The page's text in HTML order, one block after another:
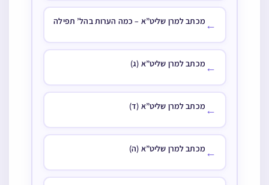
← מכתב למרן שליט”א – כמה הערות בהל’ תפילה
← מכתב למרן שליט”א (ג)
← מכתב למרן שליט”א (ד)
← מכתב למרן שליט”א (ה)